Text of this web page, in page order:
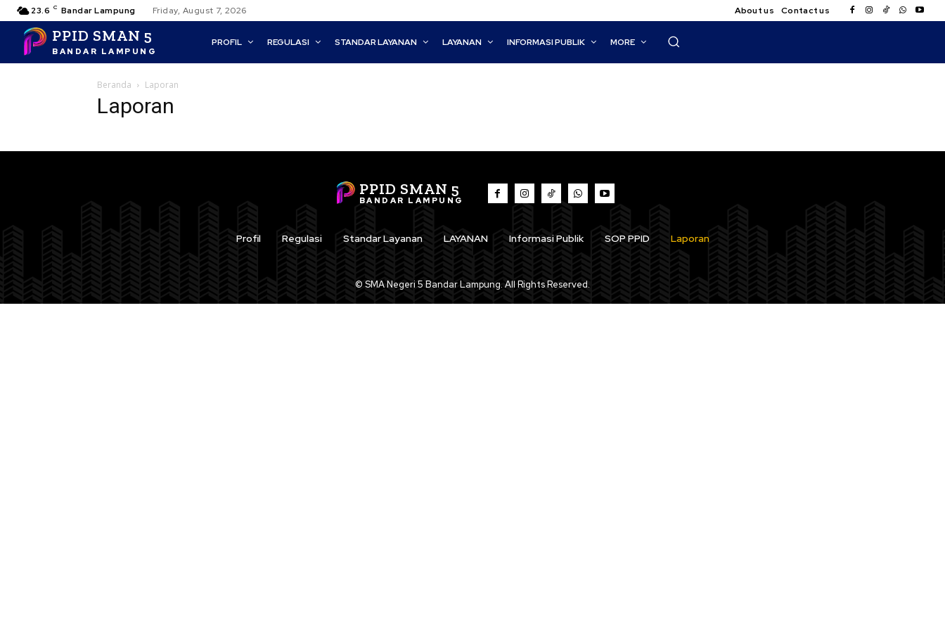
23.6 C Bandar Lampung Friday, August 7, 2026 About us Contact us
PPID SMAN 5
BANDAR LAMPUNG
PROFIL REGULASI STANDAR LAYANAN LAYANAN INFORMASI PUBLIK MORE
Beranda Laporan
Laporan
PPID SMAN 5
BANDAR LAMPUNG
Profil Regulasi Standar Layanan LAYANAN Informasi Publik SOP PPID Laporan
© SMA Negeri 5 Bandar Lampung. All Rights Reserved.